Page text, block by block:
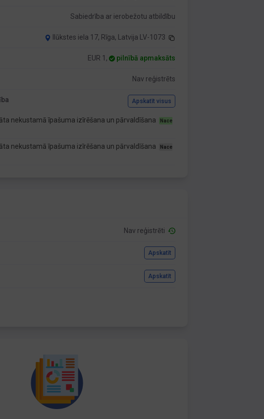
Sabiedrība ar ierobežotu atbildību
Ilūkstes iela 17, Rīga, Latvija LV-1073
EUR 1, pilnībā apmaksāts
Nav reģistrēts
Apskatīt visus
nekustamā īpašuma izīrēšana un pārvaldīšana
Nace
nekustamā īpašuma izīrēšana un pārvaldīšana
Nace
Nav reģistrēti
Apskatīt
Apskatīt